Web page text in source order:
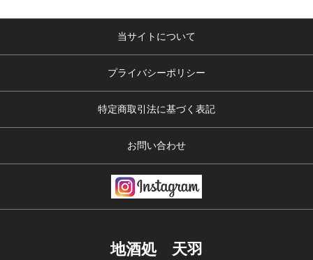
当サイトについて
プライバシーポリシー
特定商取引法に基づく表記
お問い合わせ
地酒処 天羽